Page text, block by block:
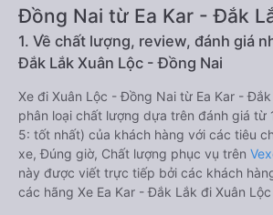
Đồng Nai từ Ea Kar - Đắk
1. Về chất lượng, review, đánh giá
Đắk Lắk Xuân Lộc - Đồng Nai
Xe đi Xuân Lộc - Đồng Nai từ Ea Kar -
phân loại chất lượng dựa trên đánh giá từ
5: tốt nhất) của khách hàng với các tiêu
xe, Đúng giờ, Chất lượng phục vụ trên
này được viết trực tiếp bởi các khách
các hãng Xe Ea Kar - Đắk Lắk đi Xuân